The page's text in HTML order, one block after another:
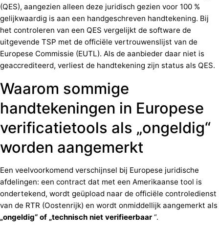
(QES), aangezien alleen deze juridisch gezien voor 100 %
gelijkwaardig is aan een handgeschreven handtekening. Bij
het controleren van een QES vergelijkt de software de
uitgevende TSP met de officiële vertrouwenslijst van de
Europese Commissie (EUTL). Als de aanbieder daar niet is
geaccrediteerd, verliest de handtekening zijn status als QES.
Waarom sommige
handtekeningen in Europese
verificatietools als „ongeldig“
worden aangemerkt
Een veelvoorkomend verschijnsel bij Europese juridische
afdelingen: een contract dat met een Amerikaanse tool is
ondertekend, wordt geüpload naar de officiële controledienst
van de RTR (Oostenrijk) en wordt onmiddellijk aangemerkt als
„ongeldig“ of „technisch niet verifieerbaar “.